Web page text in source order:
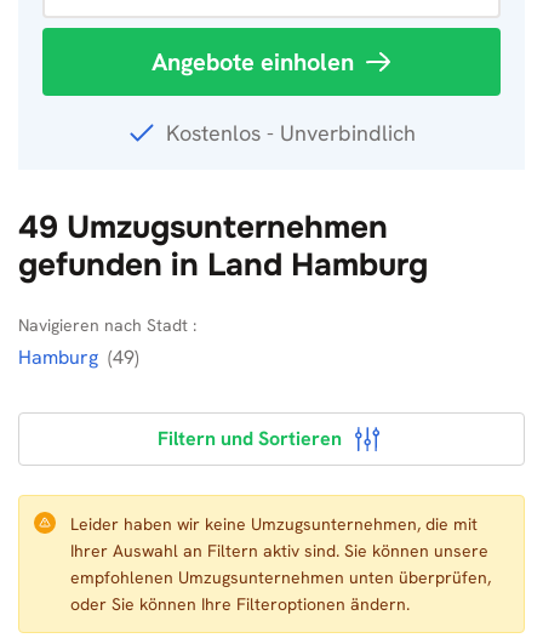
Angebote einholen
Kostenlos - Unverbindlich
49 Umzugsunternehmen
gefunden in Land Hamburg
Navigieren nach Stadt :
Hamburg (49)
Filtern und Sortieren
Leider haben wir keine Umzugsunternehmen, die mit
Ihrer Auswahl an Filtern aktiv sind. Sie können unsere
empfohlenen Umzugsunternehmen unten überprüfen,
oder Sie können Ihre Filteroptionen ändern.